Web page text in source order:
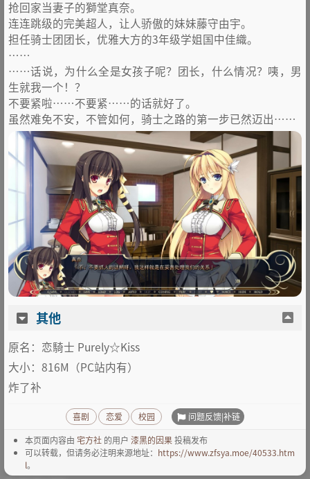
抢回家当妻子的獅堂真奈。
连连跳级的完美超人，让人骄傲的妹妹藤守由宇。
担任骑士团团长，优雅大方的3年级学姐国中佳織。
……
……话说，为什么全是女孩子呢？团长，什么情况？咦，男
生就我一个！？
不要紧啦……不要紧……的话就好了。
虽然难免不安，不管如何，骑士之路的第一步已然迈出……
其他
原名：恋騎士 Purely☆Kiss
大小：816M（PC站内有）
炸了补
喜剧 恋爱 校园 问题反馈|补链
本页面内容由 宅方社 的用户 漆黑的因果投稿发布
可以转载，但请务必注明来源地址： https://www.zfsya.moe/40533.htm
l。